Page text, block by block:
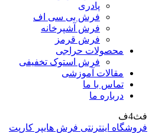
پادری
فرش بی سی اف
فرش آشپرخانه
فرش قرمز
محصولات حراجی
فرش استوک تخفیفی
مقالات آموزشی
تماس با ما
درباره ما
فث4ف
فروشگاه اینترنتی فرش هایپر کارپت